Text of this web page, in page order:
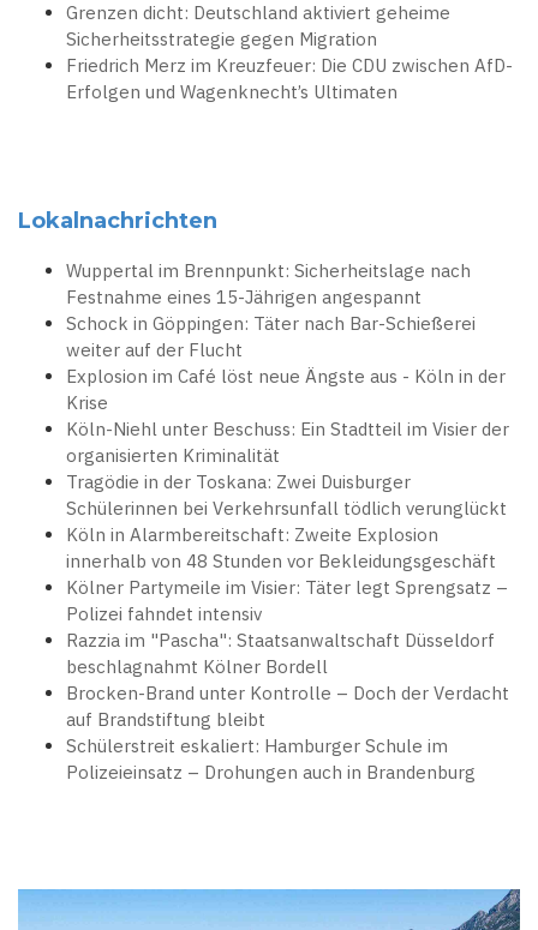
Grenzen dicht: Deutschland aktiviert geheime
Sicherheitsstrategie gegen Migration
Friedrich Merz im Kreuzfeuer: Die CDU zwischen AfD-
Erfolgen und Wagenknecht’s Ultimaten
Lokalnachrichten
Wuppertal im Brennpunkt: Sicherheitslage nach
Festnahme eines 15-Jährigen angespannt
Schock in Göppingen: Täter nach Bar-Schießerei
weiter auf der Flucht
Explosion im Café löst neue Ängste aus - Köln in der
Krise
Köln-Niehl unter Beschuss: Ein Stadtteil im Visier der
organisierten Kriminalität
Tragödie in der Toskana: Zwei Duisburger
Schülerinnen bei Verkehrsunfall tödlich verunglückt
Köln in Alarmbereitschaft: Zweite Explosion
innerhalb von 48 Stunden vor Bekleidungsgeschäft
Kölner Partymeile im Visier: Täter legt Sprengsatz –
Polizei fahndet intensiv
Razzia im "Pascha": Staatsanwaltschaft Düsseldorf
beschlagnahmt Kölner Bordell
Brocken-Brand unter Kontrolle – Doch der Verdacht
auf Brandstiftung bleibt
Schülerstreit eskaliert: Hamburger Schule im
Polizeieinsatz – Drohungen auch in Brandenburg